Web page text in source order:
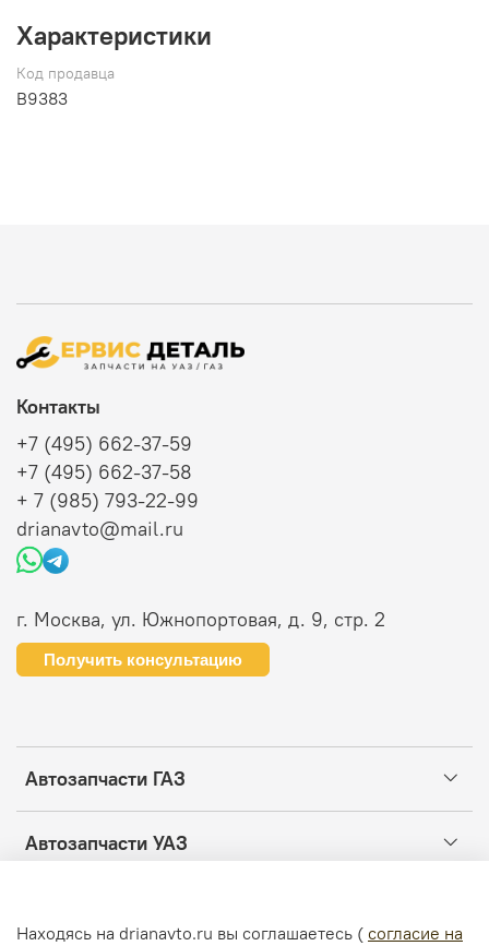
Характеристики
Код продавца
В9383
Автозапчасти ГАЗ
Автозапчасти УАЗ
Контакты
+7 (495) 662-37-59
+7 (495) 662-37-58
+ 7 (985) 793-22-99
drianavto@mail.ru
г. Москва, ул. Южнопортовая, д. 9, стр. 2
Получить консультацию
Находясь на drianavto.ru вы соглашаетесь ( согласие на